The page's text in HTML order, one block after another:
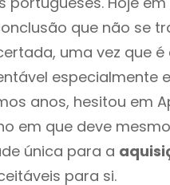
que não se
uma vez que é
especialmente
anos, hesitou em
em que deve
única para a
para si.